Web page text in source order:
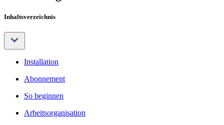
Inhaltsverzeichnis
Installation
Abonnement
So beginnen
Arbeitsorganisation